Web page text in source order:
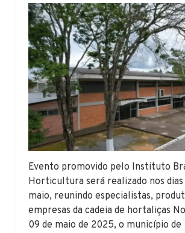
Evento promovido pelo Instituto
Horticultura será realizado nos dias
maio, reunindo especialistas,
empresas da cadeia de hortaliças
09 de maio de 2025, o município de